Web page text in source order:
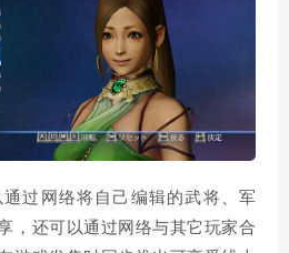
过网络将自己编辑的武将、军
，还可以通过网络与其它玩家合